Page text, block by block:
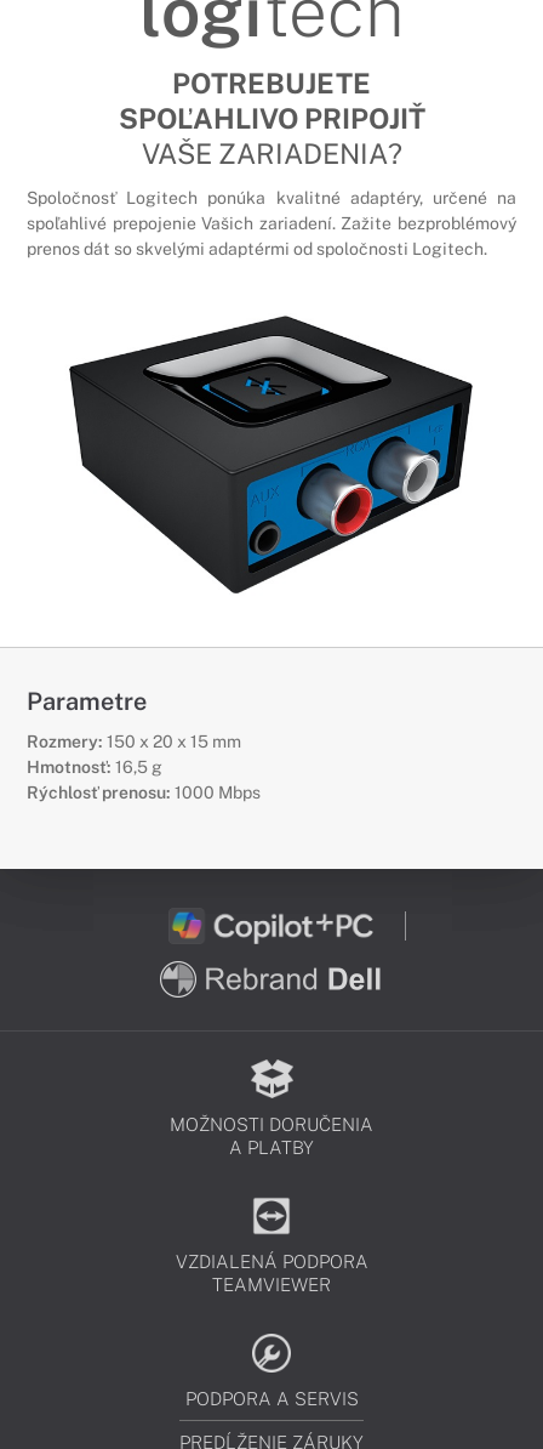
POTREBUJETE
SPOĽAHLIVO PRIPOJIŤ
VAŠE ZARIADENIA?
Spoločnosť Logitech ponúka kvalitné adaptéry, určené na
spoľahlivé prepojenie Vašich zariadení. Zažite bezproblémový
prenos dát so skvelými adaptérmi od spoločnosti Logitech.
Parametre
Rozmery:150 x 20 x 15 mm
Hmotnosť: 16,5 g
Rýchlosť prenosu: 1000 Mbps
MOŽNOSTI DORUČENIA
A PLATBY
VZDIALENÁ PODPORA
TEAMVIEWER
PODPORA A SERVIS
PREDĹŽENIE ZÁRUKY